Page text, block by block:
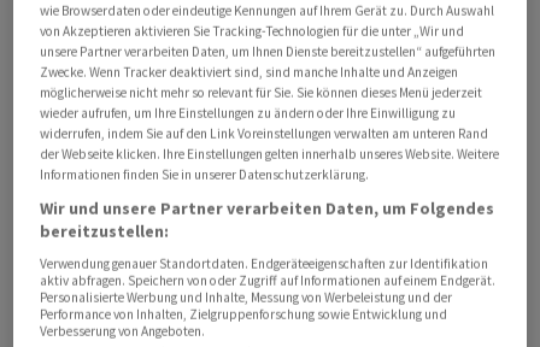
Bisher wurden Infektionen mit der neuen Virusvariante
aus den USA, Dänemark und Israel gemeldet. Die
möglichen Auswirkungen der Variante auf das
Infektionsgeschehen seien noch unklar, erklärte die
WHO.
François Balloux vom University College in London
Beobachtung. Es sei die "bemerkenswerteste" Variante
des Coronavirus seit der Omikron-Variante. Diese hatte
im Winter 2022 zu einer weltweiten Infektionswelle
wie Browserdaten oder eindeutige Kennungen auf Ihrem Gerät zu. Durch Auswahl
von Akzeptieren aktivieren Sie Tracking-Technologien für die unter „Wir und
unsere Partner verarbeiten Daten, um Ihnen Dienste bereitzustellen“ aufgeführten
Zwecke. Wenn Tracker deaktiviert sind, sind manche Inhalte und Anzeigen
möglicherweise nicht mehr so relevant für Sie. Sie können dieses Menü jederzeit
wieder aufrufen, um Ihre Einstellungen zu ändern oder Ihre Einwilligung zu
widerrufen, indem Sie auf den Link Voreinstellungen verwalten am unteren Rand
der Webseite klicken. Ihre Einstellungen gelten innerhalb unseres Website. Weitere
Informationen finden Sie in unserer Datenschutzerklärung.
Wir und unsere Partner verarbeiten Daten, um Folgendes
bereitzustellen:
Verwendung genauer Standortdaten. Endgeräteeigenschaften zur Identifikation
aktiv abfragen. Speichern von oder Zugriff auf Informationen auf einem Endgerät.
Personalisierte Werbung und Inhalte, Messung von Werbeleistung und der
Performance von Inhalten, Zielgruppenforschung sowie Entwicklung und
Verbesserung von Angeboten.